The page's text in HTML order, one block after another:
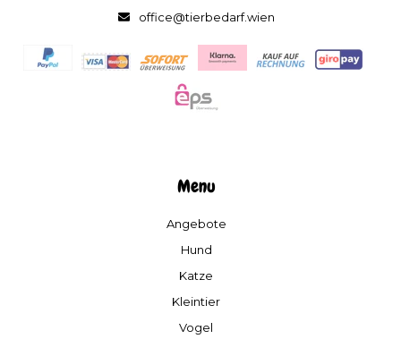
office@tierbedarf.wien
Menu
Angebote
Hund
Katze
Kleintier
Vogel